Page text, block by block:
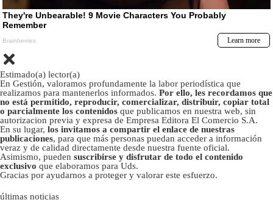
Estimado(a) lector(a)
En Gestión, valoramos profundamente la labor periodística que
realizamos para mantenerlos informados. Por ello, les recordamos que
no está permitido, reproducir, comercializar, distribuir, copiar total
o parcialmente los contenidos que publicamos en nuestra web, sin
autorizacion previa y expresa de Empresa Editora El Comercio S.A.
En su lugar, los invitamos a compartir el enlace de nuestras
publicaciones, para que más personas puedan acceder a información
veraz y de calidad directamente desde nuestra fuente oficial.
Asimismo, pueden suscribirse y disfrutar de todo el contenido
exclusivo que elaboramos para Uds.
Gracias por ayudarnos a proteger y valorar este esfuerzo.
últimas noticias